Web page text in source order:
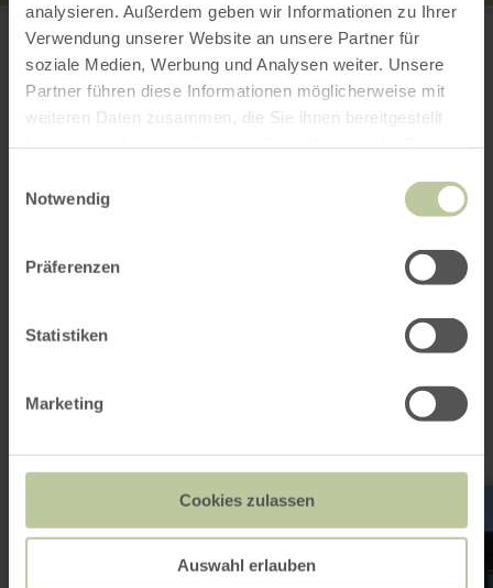
analysieren. Außerdem geben wir Informationen zu Ihrer
Verwendung unserer Website an unsere Partner für
soziale Medien, Werbung und Analysen weiter. Unsere
Partner führen diese Informationen möglicherweise mit
weiteren Daten zusammen, die Sie ihnen bereitgestellt
Notwendig
Präferenzen
Statistiken
Marketing
Cookies zulassen
Auswahl erlauben
Pfarrkirche St. Nikolaus in Aremberg
Kirchstraße 1
53533 Aremberg
E-Mail
Webseite
Das könnte auch
noch interessant
sein
zu: